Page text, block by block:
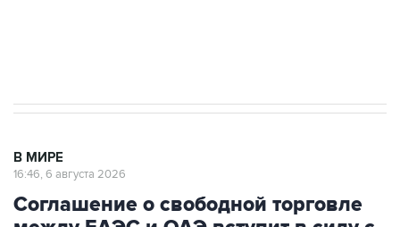
Соглашение о свободной торговле
между ЕАЭС и ОАЭ вступит в силу с
6 октября